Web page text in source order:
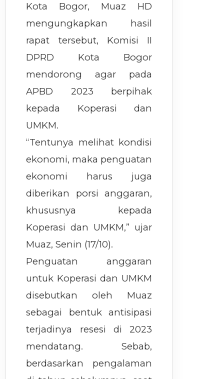
Kota Bogor, Muaz HD
mengungkapkan hasil
rapat tersebut, Komisi II
DPRD Kota Bogor
mendorong agar pada
APBD 2023 berpihak
kepada Koperasi dan
UMKM.
“Tentunya melihat kondisi
ekonomi, maka penguatan
ekonomi harus juga
diberikan porsi anggaran,
khususnya kepada
Koperasi dan UMKM,” ujar
Muaz, Senin (17/10).
Penguatan anggaran
untuk Koperasi dan UMKM
disebutkan oleh Muaz
sebagai bentuk antisipasi
terjadinya resesi di 2023
mendatang. Sebab,
berdasarkan pengalaman